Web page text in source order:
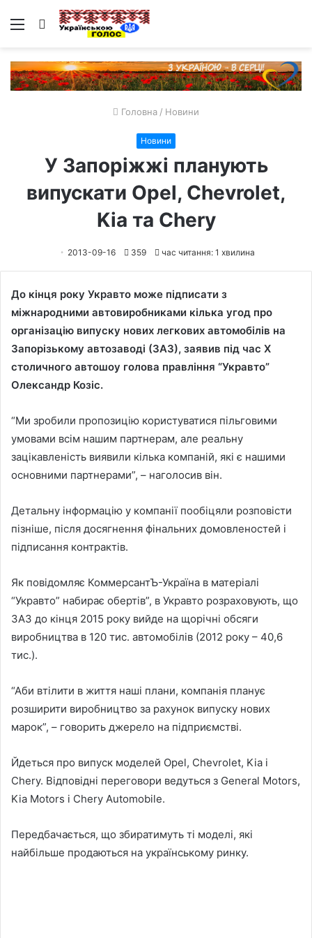
Меню Пошук
Головна / Новини
Новини
У Запоріжжі планують
випускати Opel, Chevrolet,
Kia та Chery
2013-09-16 359 час читання: 1 хвилина
До кінця року Укравто може підписати з
міжнародними автовиробниками кілька угод про
організацію випуску нових легкових автомобілів на
Запорізькому автозаводі (ЗАЗ), заявив під час X
столичного автошоу голова правління “Укравто”
Олександр Козіс.
“Ми зробили пропозицію користуватися пільговими
умовами всім нашим партнерам, але реальну
зацікавленість виявили кілька компаній, які є нашими
основними партнерами”, – наголосив він.
Детальну інформацію у компанії пообіцяли розповісти
пізніше, після досягнення фінальних домовленостей і
підписання контрактів.
Як повідомляє КоммерсантЪ-Україна в матеріалі
“Укравто” набирає обертів”, в Укравто розраховують, що
ЗАЗ до кінця 2015 року вийде на щорічні обсяги
виробництва в 120 тис. автомобілів (2012 року – 40,6
тис.).
“Аби втілити в життя наші плани, компанія планує
розширити виробництво за рахунок випуску нових
марок”, – говорить джерело на підприємстві.
Йдеться про випуск моделей Opel, Chevrolet, Kia і
Chery. Відповідні переговори ведуться з General Motors,
Kia Motors і Chery Automobile.
Передбачається, що збиратимуть ті моделі, які
найбільше продаються на українському ринку.